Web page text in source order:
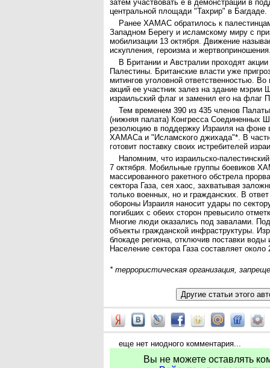
затем участвовать е в демонстрации в
центральной площади "Тахрир" в Багдаде.
Ранее ХАМАС обратилось к
Западном Берегу и исламскому миру с
мобилизации 13 октября. Движение
искупления, героизма и жертвоприношения.
В Британии и Австралии проходят
Палестины. Британские власти уже
митингов уголовной ответственностью.
акций ее участник залез на здание
израильский флаг и заменил его на флаг
Тем временем 390 из 435 членов
(нижняя палата) Конгресса Соединенных
резолюцию в поддержку Израиля на фоне
ХАМАСа и "Исламского джихада"*. В
готовит поставку своих истребителей
Напомним, что израильско-
7 октября. Мобильные группы боевиков
массированного ракетного обстрела
сектора Газа, сея хаос, захватывая
только военных, но и гражданских. В
обороны Израиля наносит удары по
погибших с обеих сторон превысило
Многие люди оказались под завалами.
объекты гражданской инфраструктуры.
блокаде региона, отключив поставки воды
Население сектора Газа составляет
* террористическая организация,
еще нет ниодного комментария...
Вы не можете оставлять